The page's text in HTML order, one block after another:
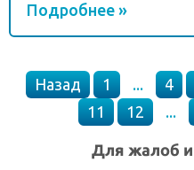
Подробнее »
Назад 1 ... 4
11
12 ...